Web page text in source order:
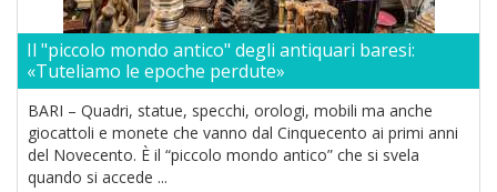
Il "piccolo mondo antico" degli antiquari baresi:
«Tuteliamo le epoche perdute»
BARI – Quadri, statue, specchi, orologi, mobili ma anche
giocattoli e monete che vanno dal Cinquecento ai primi anni
del Novecento. È il “piccolo mondo antico” che si svela
quando si accede ...